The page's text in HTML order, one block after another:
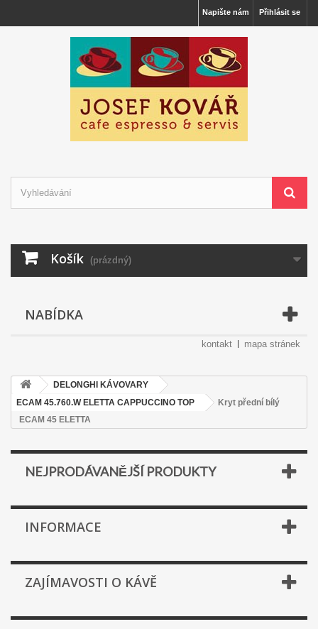
Přihlásit se
Napište nám
Košík (prázdný)
NABÍDKA
kontakt mapa stránek
DELONGHI KÁVOVARY
ECAM 45.760.W ELETTA CAPPUCCINO TOP
Kryt přední bílý
ECAM 45 ELETTA
NEJPRODÁVANĚJŠÍ PRODUKTY
INFORMACE
ZAJÍMAVOSTI O KÁVĚ